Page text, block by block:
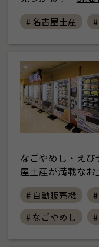
# 名古屋土産
なごやめし・え
屋土産が満載なお
# 自動販売機
# なごやめし